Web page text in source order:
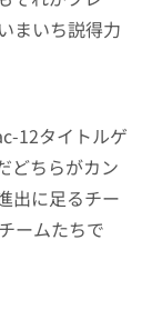
まいち説得力
12タイトルゲ
どちらがカン
出に足るチー
ームたちで